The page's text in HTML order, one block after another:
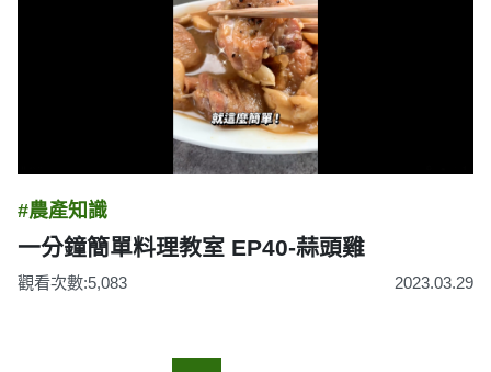
#農產知識
一分鐘簡單料理教室 EP40-蒜頭雞
觀看次數:5,083 2023.03.29